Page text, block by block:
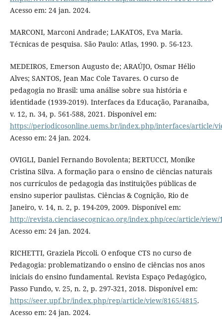
Acesso em: 24 jan. 2024.
MARCONI, Marconi Andrade; LAKATOS, Eva Maria.
Técnicas de pesquisa. São Paulo: Atlas, 1990. p. 56-123.
MEDEIROS, Emerson Augusto de; ARAÚJO, Osmar Hélio
Alves; SANTOS, Jean Mac Cole Tavares. O curso de
pedagogia no Brasil: uma análise sobre sua história e
identidade (1939-2019). Interfaces da Educação, Paranaíba,
v. 12, n. 34, p. 561-588, 2021. Disponível em:
https://periodicosonline.uems.br/index.php/interfaces/article/
Acesso em: 24 jan. 2024.
OVIGLI, Daniel Fernando Bovolenta; BERTUCCI, Monike
Cristina Silva. A formação para o ensino de ciências naturais
nos currículos de pedagogia das instituições públicas de
ensino superior paulistas. Ciências & Cognição, Rio de
Janeiro, v. 14, n. 2, p. 194-209, 2009. Disponível em:
http://revista.cienciasecognicao.org/index.php/cec/article/view/
Acesso em: 24 jan. 2024.
RICHETTI, Graziela Piccoli. O enfoque CTS no curso de
Pedagogia: problematizando o ensino de ciências nos anos
iniciais do ensino fundamental. Revista Espaço Pedagógico,
Passo Fundo, v. 25, n. 2, p. 297-321, 2018. Disponível em:
https://seer.upf.br/index.php/rep/article/view/8165/4815.
Acesso em: 24 jan. 2024.